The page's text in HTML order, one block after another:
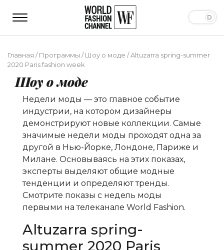
Главная /Программы /Шоу о моде /Altuzarra spring-summer
2020 Paris fashion week
Шоу о моде
Недели моды — это главное событие
индустрии, на котором дизайнеры
демонстрируют новые коллекции. Самые
значимые недели моды проходят одна за
другой в Нью-Йорке, Лондоне, Париже и
Милане. Основываясь на этих показах,
эксперты выделяют общие модные
тенденции и определяют тренды.
Смотрите показы с недель моды
первыми на телеканале World Fashion.
Altuzarra spring-
summer 2020 Paris